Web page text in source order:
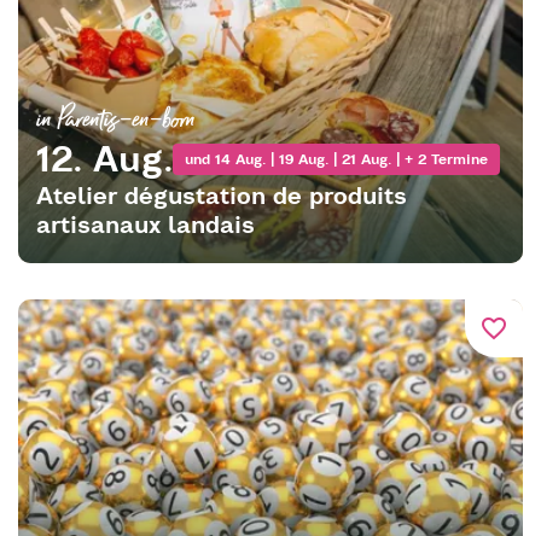
in Parentis-en-born
12. Aug. und 14 Aug. | 19 Aug. | 21 Aug. | + 2 Termine
Atelier dégustation de produits
artisanaux landais
favorite_border